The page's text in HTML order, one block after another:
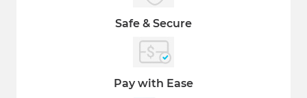
Safe & Secure
Pay with Ease